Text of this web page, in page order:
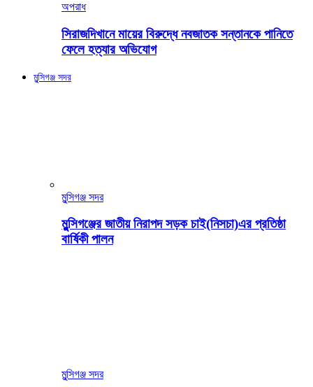
অপরাধ
সিরাজদিখানে মায়ের বিরুদ্ধে নবজাতক সন্তানকে পানিতে
ফেলে হত্যার অভিযোগ
মুন্সিগঞ্জ সদর
মুন্সিগঞ্জ সদর
মুন্সিগঞ্জের জাতীয় নিরাপদ সড়ক চাই(নিসচা)এর প্রতিষ্ঠা
বার্ষিকী পালন
মুন্সিগঞ্জ সদর